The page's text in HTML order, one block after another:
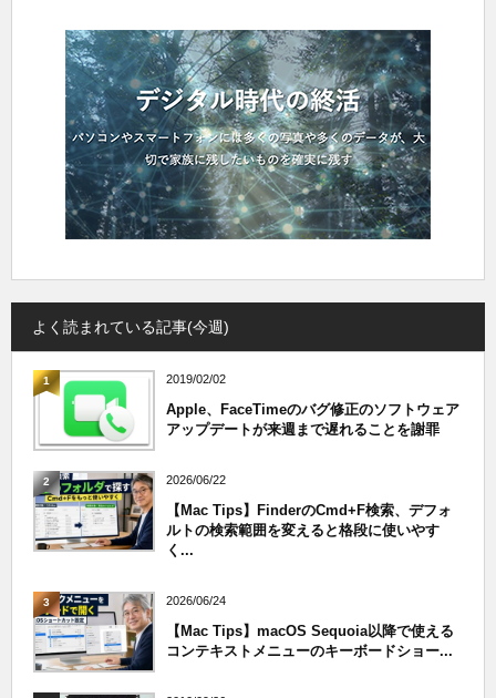
よく読まれている記事(今週)
1 2019/02/02
Apple、FaceTimeのバグ修正のソフトウェア
アップデートが来週まで遅れることを謝罪
2 2026/06/22
【Mac Tips】FinderのCmd+F検索、デフォ
ルトの検索範囲を変えると格段に使いやす
く...
3 2026/06/24
【Mac Tips】macOS Sequoia以降で使える
コンテキストメニューのキーボードショー...